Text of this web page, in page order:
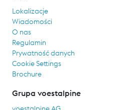
Lokalizacje
Wiadomości
O nas
Regulamin
Prywatność danych
Cookie Settings
Brochure
Grupa voestalpine